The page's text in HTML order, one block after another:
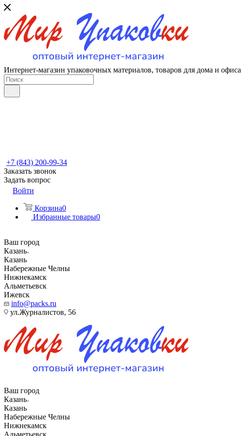
Интернет-магазин упаковочных материалов, товаров для дома и офиса
+7 (843) 200-99-34
Заказать звонок
Задать вопрос
Войти
Корзина0
Избранные товары0
Ваш город
Казань
Казань
Набережные Челны
Нижнекамск
Альметьевск
Ижевск
info@packs.ru
ул.Журналистов, 56
Ваш город
Казань
Казань
Набережные Челны
Нижнекамск
Альметьевск